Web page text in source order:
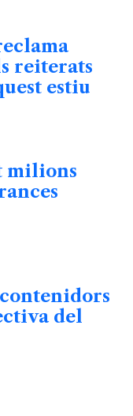
reiterats
estiu
milions
del